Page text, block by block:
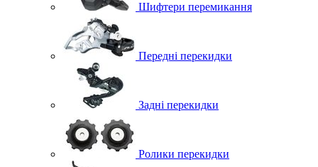
Шифтери перемикання
Передні перекидки
Задні перекидки
Ролики перекидки